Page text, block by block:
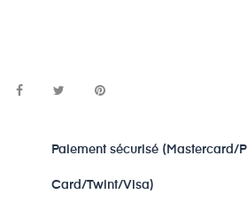
Paiement sécurisé (Mastercard/
Card/Twint/Visa)